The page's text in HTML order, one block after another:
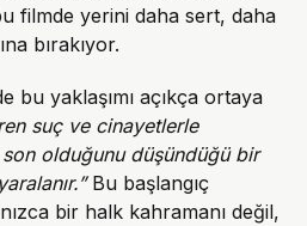
filmde yerini daha sert, daha
bırakıyor.
bu yaklaşımı açıkça ortaya
suç ve cinayetlerle
olduğunu düşündüğü bir
Bu başlangıç
bir halk kahramanı değil,